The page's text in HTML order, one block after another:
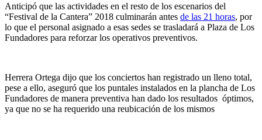
Anticipó que las actividades en el resto de los escenarios del
“Festival de la Cantera” 2018 culminarán antes de las 21 horas, por
lo que el personal asignado a esas sedes se trasladará a Plaza de Los
Fundadores para reforzar los operativos preventivos.
Herrera Ortega dijo que los conciertos han registrado un lleno total,
pese a ello, aseguró que los puntales instalados en la plancha de Los
Fundadores de manera preventiva han dado los resultados óptimos,
ya que no se ha requerido una reubicación de los mismos